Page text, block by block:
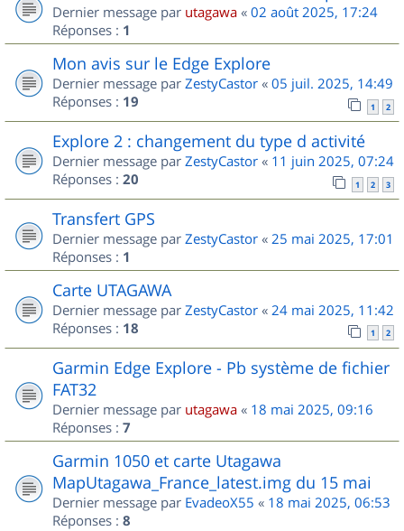
Dernier message par utagawa « 02 août 2025, 17:24
Réponses : 1
Mon avis sur le Edge Explore
Dernier message par ZestyCastor « 05 juil. 2025, 14:49
Réponses : 19 1 2
Explore 2 : changement du type d activité
Dernier message par ZestyCastor « 11 juin 2025, 07:24
Réponses : 20 1 2 3
Transfert GPS
Dernier message par ZestyCastor « 25 mai 2025, 17:01
Réponses : 1
Carte UTAGAWA
Dernier message par ZestyCastor « 24 mai 2025, 11:42
Réponses : 18 1 2
Garmin Edge Explore - Pb système de fichier
FAT32
Dernier message par utagawa « 18 mai 2025, 09:16
Réponses : 7
Garmin 1050 et carte Utagawa
MapUtagawa_France_latest.img du 15 mai
Dernier message par EvadeoX55 « 18 mai 2025, 06:53
Réponses : 8